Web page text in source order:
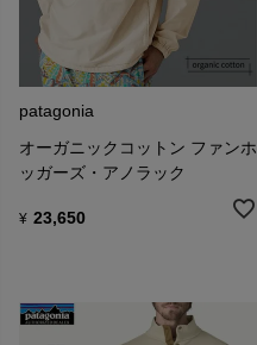
patagonia
オーガニックコットン ファンホ
ッガーズ・アノラック
¥ 23,650